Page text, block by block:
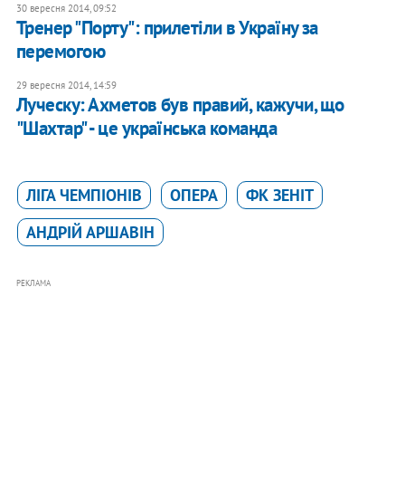
30 вересня 2014, 09:52
Тренер "Порту": прилетіли в Україну за
перемогою
29 вересня 2014, 14:59
Луческу: Ахметов був правий, кажучи, що
"Шахтар" - це українська команда
ЛІГА ЧЕМПІОНІВ ОПЕРА
ФК ЗЕНІТ
АНДРІЙ АРШАВІН
РЕКЛАМА